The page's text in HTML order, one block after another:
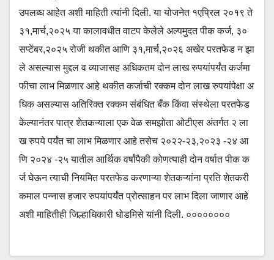
उपलब्ध आहेत अशी माहिती त्यांनी दिली. या योजनेत १एप्रिल २०१९ ते
३१,मार्च,२०२५ या कालावधीत वाटप केलेले अल्पमुदत पीक कर्ज, ३०
सप्टेंबर,२०२५ रोजी थकीत आणि ३१,मार्च,२०२६ अखेर परतफेड न झा
ले असल्यास मुद्दल व व्याजासह अधिकतम दोन लाख रुपयांपर्यंत कर्जमा
फीचा लाभ मिळणार आहे थकीत कर्जाची रक्कम दोन लाख रुपयांपेक्षा अ
धिक असल्यास अतिरिक्त रक्कम संबंधित बँक किंवा संस्थेला परतफेड
केल्यानंतर पात्र शेतकऱ्याला एक वेळ समझोता ओटीएस अंतर्गत २ ला
ख रुपये पर्यंत चा लाभ मिळणार आहे तसेच २०२२-२३,२०२३ -२४ आ
णि २०२४ -२५ यातील आर्थिक वर्षांपैकी कोणत्याही दोन वर्षात पीक क
र्ज घेऊन त्याची नियमित परतफेड करणाऱ्या शेतकऱ्यांना प्रति शेतकरी
कमाल पन्नास हजार रुपयांपर्यंत प्रोत्साहन पर लाभ दिला जाणार आहे
अशी माहितीही जिल्हाधिकारी धोडमिसे यांनी दिली. ००००००००